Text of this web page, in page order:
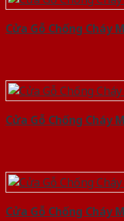
Cửa Gỗ Chống Cháy
Cửa Gỗ Chống Cháy
Cửa Gỗ Chống Cháy